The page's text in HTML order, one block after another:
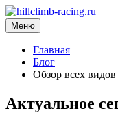
Перейти
к
содержимому
hillclimb-racing.ru
информационный сайт
Меню
Главная
Блог
Обзор всех
Актуальное